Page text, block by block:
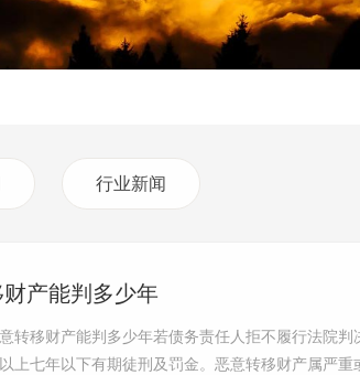
行业新闻
产能判多少年
转移财产能判多少年若债务责任人拒不履行法院
上七年以下有期徒刑及罚金。恶意转移财产属严